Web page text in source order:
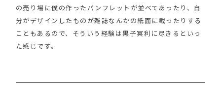
の売り場に僕の作ったパンフレットが並べてあったり、自
分がデザインしたものが雑誌なんかの紙面に載ったりする
こともあるので、そういう経験は黒子冥利に尽きるといっ
た感じです。